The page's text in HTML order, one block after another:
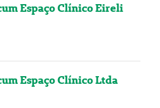
Espaço Clínico Eireli
Espaço Clínico Ltda